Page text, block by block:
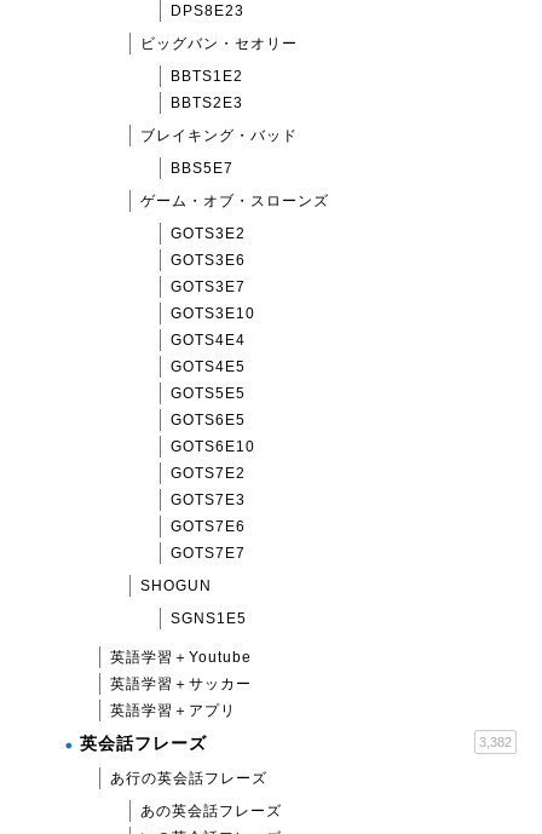
DPS8E23
ビッグバン・セオリー
BBTS1E2
BBTS2E3
ブレイキング・バッド
BBS5E7
ゲーム・オブ・スローンズ
GOTS3E2
GOTS3E6
GOTS3E7
GOTS3E10
GOTS4E4
GOTS4E5
GOTS5E5
GOTS6E5
GOTS6E10
GOTS7E2
GOTS7E3
GOTS7E6
GOTS7E7
SHOGUN
SGNS1E5
英語学習＋Youtube
英語学習＋サッカー
英語学習＋アプリ
英会話フレーズ 3,382
あ行の英会話フレーズ
あの英会話フレーズ